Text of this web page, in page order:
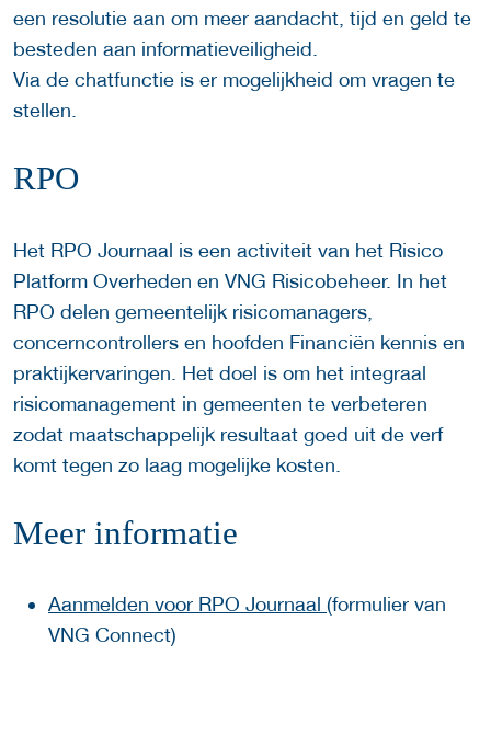
een resolutie aan om meer aandacht, tijd en geld te
besteden aan informatieveiligheid.
Via de chatfunctie is er mogelijkheid om vragen te
stellen.
RPO
Het RPO Journaal is een activiteit van het Risico
Platform Overheden en VNG Risicobeheer. In het
RPO delen gemeentelijk risicomanagers,
concerncontrollers en hoofden Financiën kennis en
praktijkervaringen. Het doel is om het integraal
risicomanagement in gemeenten te verbeteren
zodat maatschappelijk resultaat goed uit de verf
komt tegen zo laag mogelijke kosten.
Meer informatie
Aanmelden voor RPO Journaal (formulier van
VNG Connect)